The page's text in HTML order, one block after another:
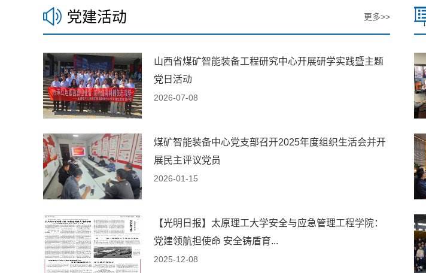
党建活动 更多>>
山西省煤矿智能装备工程研究中心开展研学实践暨主题
党日活动
2026-07-08
煤矿智能装备中心党支部召开2025年度组织生活会并开
展民主评议党员
2026-01-15
【光明日报】太原理工大学安全与应急管理工程学院：
党建领航担使命 安全铸盾育...
2025-12-08